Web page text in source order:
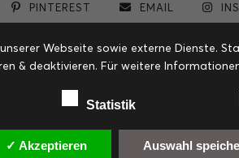
PINTEREST EMAIL
Webseite sowie externe Dienste.
& deaktivieren. Für weitere
Statistik
✓ Akzeptieren Auswahl